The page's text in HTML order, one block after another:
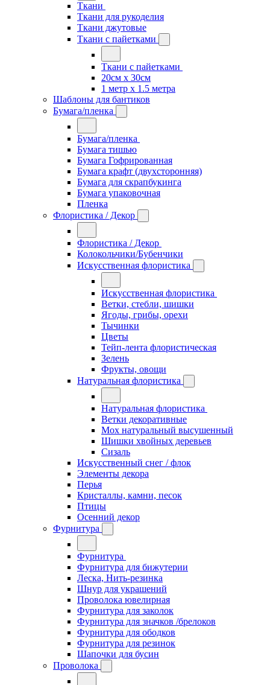
Ткани
Ткани для рукоделия
Ткани джутовые
Ткани с пайетками
Ткани с пайетками
20см х 30см
1 метр х 1.5 метра
Шаблоны для бантиков
Бумага/пленка
Бумага/пленка
Бумага тишью
Бумага Гофрированная
Бумага крафт (двухсторонняя)
Бумага для скрапбукинга
Бумага упаковочная
Пленка
Флористика / Декор
Флористика / Декор
Колокольчики/Бубенчики
Искусственная флористика
Искусственная флористика
Ветки, стебли, шишки
Ягоды, грибы, орехи
Тычинки
Цветы
Тейп-лента флористическая
Зелень
Фрукты, овощи
Натуральная флористика
Натуральная флористика
Ветки декоративные
Мох натуральный высушенный
Шишки хвойных деревьев
Сизаль
Искусственный снег / флок
Элементы декора
Перья
Кристаллы, камни, песок
Птицы
Осенний декор
Фурнитура
Фурнитура
Фурнитура для бижутерии
Леска, Нить-резинка
Шнур для украшений
Проволока ювелирная
Фурнитура для заколок
Фурнитура для значков /брелоков
Фурнитура для ободков
Фурнитура для резинок
Шапочки для бусин
Проволока